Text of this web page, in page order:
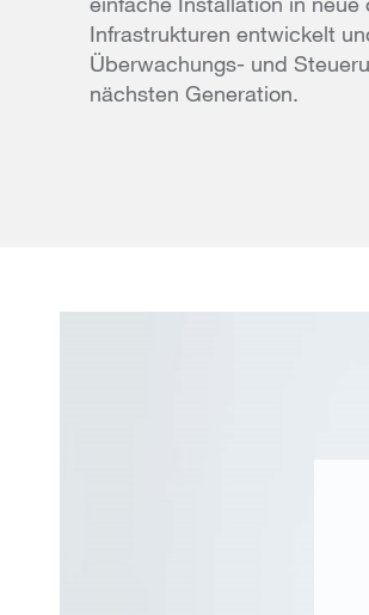
Infrastrukturen entwickelt
Überwachungs- und
nächsten Generation.